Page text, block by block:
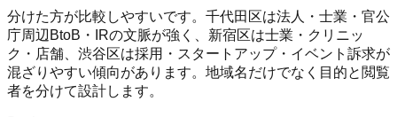
分けた方が比較しやすいです。千代田区は法人・士業・官公
庁周辺BtoB・IRの文脈が強く、新宿区は士業・クリニッ
ク・店舗、渋谷区は採用・スタートアップ・イベント訴求が
混ざりやすい傾向があります。地域名だけでなく目的と閲覧
者を分けて設計します。